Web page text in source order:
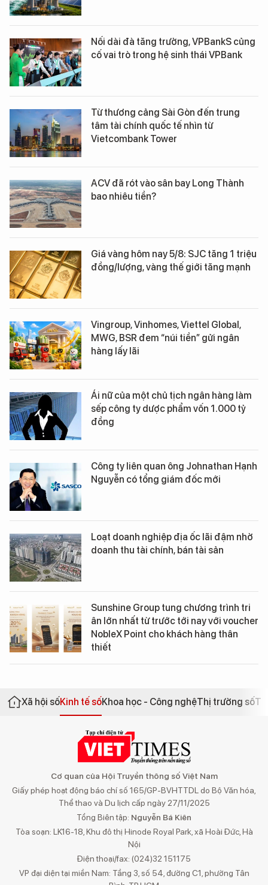
Nối dài đà tăng trưởng, VPBankS củng
cố vai trò trong hệ sinh thái VPBank
Từ thương cảng Sài Gòn đến trung
tâm tài chính quốc tế nhìn từ
Vietcombank Tower
ACV đã rót vào sân bay Long Thành
bao nhiêu tiền?
Giá vàng hôm nay 5/8: SJC tăng 1 triệu
đồng/lượng, vàng thế giới tăng mạnh
Vingroup, Vinhomes, Viettel Global,
MWG, BSR đem “núi tiền” gửi ngân
hàng lấy lãi
Ái nữ của một chủ tịch ngân hàng làm
sếp công ty dược phẩm vốn 1.000 tỷ
đồng
Công ty liên quan ông Johnathan Hạnh
Nguyễn có tổng giám đốc mới
Loạt doanh nghiệp địa ốc lãi đậm nhờ
doanh thu tài chính, bán tài sản
Sunshine Group tung chương trình tri
ân lớn nhất từ trước tới nay với voucher
NobleX Point cho khách hàng thân
thiết
Xã hội sốKinh tế sốKhoa học - Công nghệThị trường số
Cơ quan của Hội Truyền thông số Việt Nam
Giấy phép hoạt động báo chí số 165/GP-BVHTTDL do Bộ Văn hóa,
Thể thao và Du lịch cấp ngày 27/11/2025
Tổng Biên tập: Nguyễn Bá Kiên
Tòa soạn: LK16-18, Khu đô thị Hinode Royal Park, xã Hoài Đức, Hà
Nội
Điện thoại/fax: (024)32 151175
VP đại diện tại miền Nam: Tầng 3, số 54, đường C1, phường Tân